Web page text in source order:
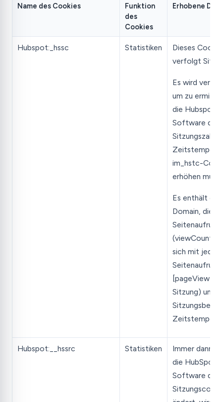
Name des Cookies
Funktion
des
Cookies
Erhobene
Hubspot:_hssc Statistiken
Dieses Cookie
verfolgt
Es wird
um zu
die Hubspot-
Software die
Sitzungszahl
Zeitstempel
im_hstc-
erhöhen muss.
Es enthält die
Domain, die
Seitenaufrufe
(viewCount),
sich mit
Seitenaufruf
[pageView] in
Sitzung) und
Zeitstempel
Hubspot:__hssrc Statistiken
Immer dann,
die HubSpot-
Software das